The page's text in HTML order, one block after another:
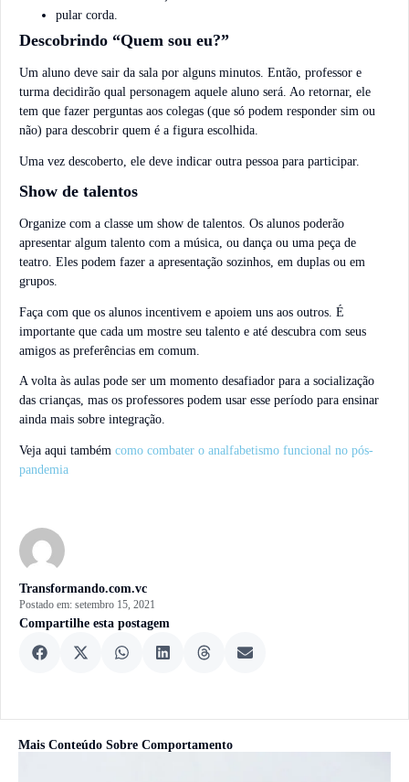
Transformando.com.vc
Postado em: setembro 15, 2021
Compartilhe esta postagem
pular corda.
Descobrindo “Quem sou eu?”
Um aluno deve sair da sala por alguns minutos. Então, professor e
turma decidirão qual personagem aquele aluno será. Ao retornar, ele
tem que fazer perguntas aos colegas (que só podem responder sim ou
não) para descobrir quem é a figura escolhida.
Uma vez descoberto, ele deve indicar outra pessoa para participar.
Show de talentos
Organize com a classe um show de talentos. Os alunos poderão
apresentar algum talento com a música, ou dança ou uma peça de
teatro. Eles podem fazer a apresentação sozinhos, em duplas ou em
grupos.
Faça com que os alunos incentivem e apoiem uns aos outros. É
importante que cada um mostre seu talento e até descubra com seus
amigos as preferências em comum.
A volta às aulas pode ser um momento desafiador para a socialização
das crianças, mas os professores podem usar esse período para ensinar
ainda mais sobre integração.
Veja aqui também como combater o analfabetismo funcional no pós-
pandemia
Mais Conteúdo Sobre Comportamento